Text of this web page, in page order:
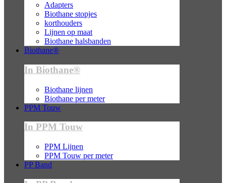
Adapters
Biothane stopjes
korthouders
Lijnen op maat
Biothane halsbanden
Biothane®
In Biothane®
Biothane lijnen
Biothane per meter
PPM Touw
In PPM Touw
PPM Lijnen
PPM Touw per meter
PP Band